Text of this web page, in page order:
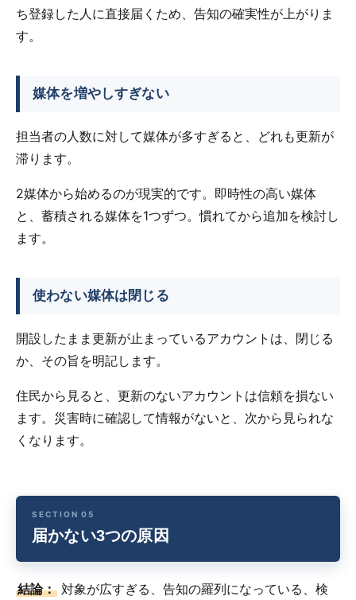
ち登録した人に直接届くため、告知の確実性が上がりま
す。
媒体を増やしすぎない
担当者の人数に対して媒体が多すぎると、どれも更新が
滞ります。
2媒体から始めるのが現実的です。即時性の高い媒体
と、蓄積される媒体を1つずつ。慣れてから追加を検討し
ます。
使わない媒体は閉じる
開設したまま更新が止まっているアカウントは、閉じる
か、その旨を明記します。
住民から見ると、更新のないアカウントは信頼を損ない
ます。災害時に確認して情報がないと、次から見られな
くなります。
届かない3つの原因
結論： 対象が広すぎる、告知の羅列になっている、検